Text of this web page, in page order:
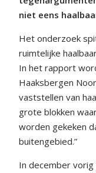
niet eens
Het onderzoek
ruimtelijke
In het rapport
Haaksbergen
vaststellen van
grote blokken
worden gekeken
buitengebied.”
In december